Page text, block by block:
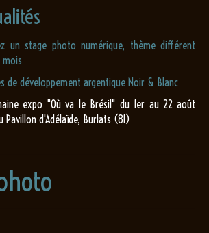
un stage photo numérique, thème différent
mois
de développement argentique Noir & Blanc
expo "Où va le Brésil" du 1er au 22 août
Pavillon d'Adélaïde, Burlats (81)